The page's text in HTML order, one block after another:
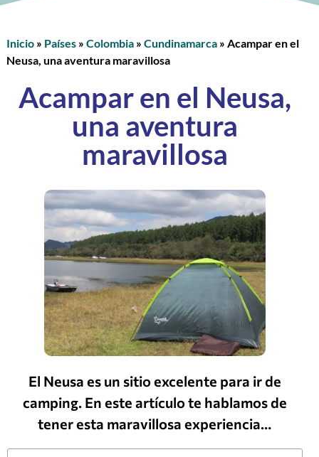
Inicio» Países» Colombia» Cundinamarca» Acampar en el
Neusa, una aventura maravillosa
Acampar en el Neusa,
una aventura
maravillosa
El Neusa es un sitio excelente para ir de
camping. En este artículo te hablamos de
tener esta maravillosa experiencia…